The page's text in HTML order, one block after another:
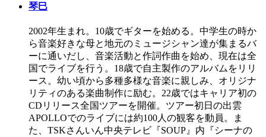
琴巳
2002年生まれ。10歳でギターを始める。中学生の時か
ら音楽好きな母と地元のミュージシャン達が集まるバ
ーに通いだし、音楽活動と作詞作曲を始め、現在は全
国でライブを行う。18歳で自主製作のアルバムをリリ
ース。幼い頃から多種多様な音楽に親しみ、オリジナ
リティのある楽曲制作に励む。22歳ではキャリア初の
CDリリース全国ツアーを開催。ツアー初日の出雲
APOLLOでのライブには約100人の観客を動員。ま
た、TSKさんいん中央テレビ『SOUP』内『シーナの